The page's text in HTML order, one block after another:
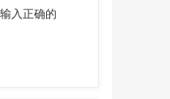
入正确的